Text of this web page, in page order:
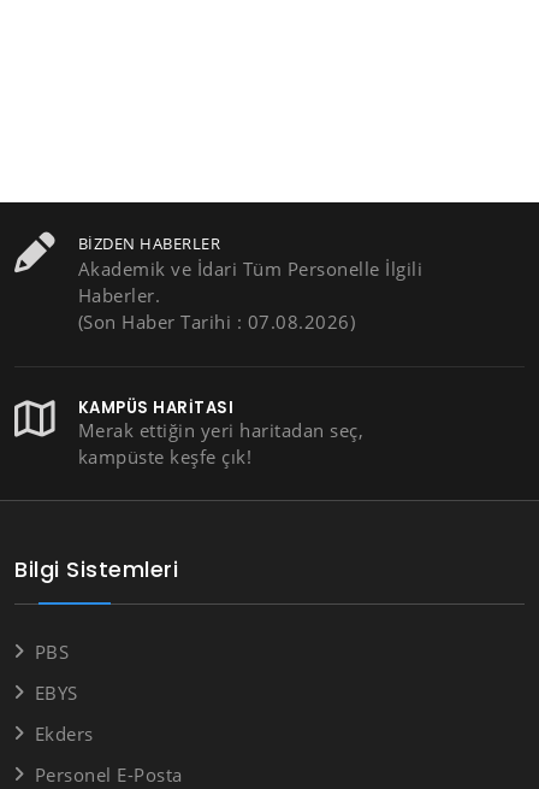
BIZDEN HABERLER
Akademik ve İdari Tüm Personelle İlgili
Haberler.
(Son Haber Tarihi : 07.08.2026)
KAMPÜS HARITASI
Merak ettiğin yeri haritadan seç,
kampüste keşfe çık!
Bilgi Sistemleri
PBS
EBYS
Ekders
Personel E-Posta